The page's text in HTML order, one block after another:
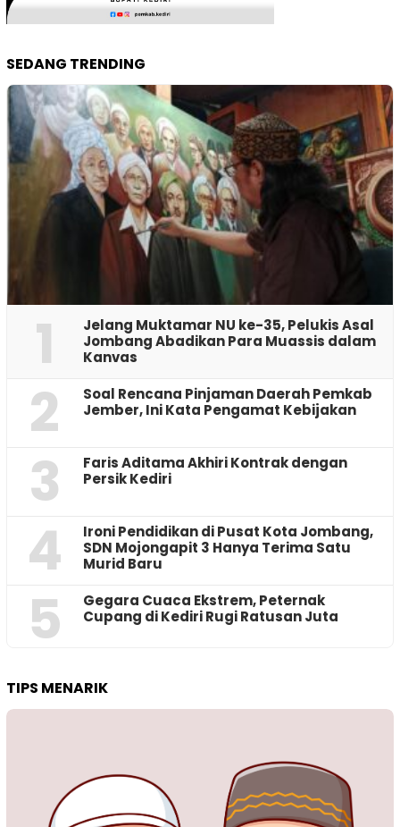
SEDANG TRENDING
1
Jelang Muktamar NU ke-35, Pelukis Asal
Jombang Abadikan Para Muassis dalam
Kanvas
2
‎Soal Rencana Pinjaman Daerah Pemkab
Jember, Ini Kata Pengamat Kebijakan ‎
3
Faris Aditama Akhiri Kontrak dengan
Persik Kediri
4
Ironi Pendidikan di Pusat Kota Jombang,
SDN Mojongapit 3 Hanya Terima Satu
Murid Baru
5
‎Gegara Cuaca Ekstrem, Peternak
Cupang di Kediri Rugi Ratusan Juta
TIPS MENARIK